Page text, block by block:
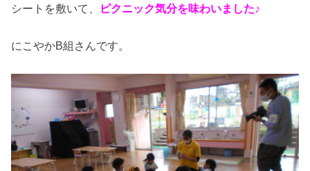
シートを敷いて、 ピクニック気分を味わいました♪
にこやかB組さんです。